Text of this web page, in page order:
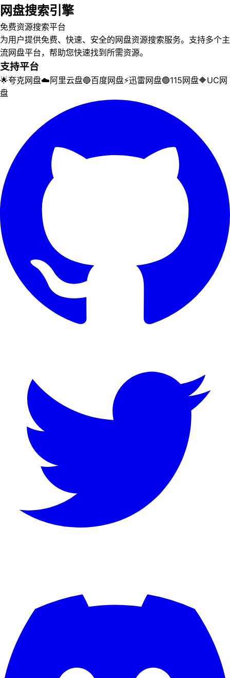
网盘搜索引擎
免费资源搜索平台
为用户提供免费、快速、安全的网盘资源搜索服务。支持多个主
流网盘平台，帮助您快速找到所需资源。
支持平台
🌟夸克网盘☁️阿里云盘🔵百度网盘⚡迅雷网盘🟢115网盘🔶UC网
盘